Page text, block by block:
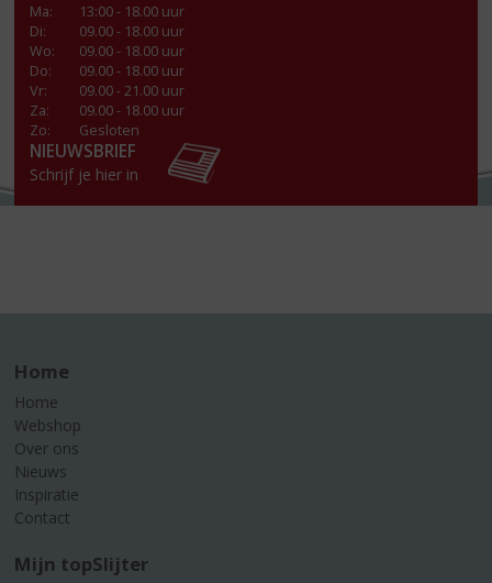
Ma:
13:00 - 18.00 uur
Di:
09.00 - 18.00 uur
Wo:
09.00 - 18.00 uur
Do:
09.00 - 18.00 uur
Vr:
09.00 - 21.00 uur
Za:
09.00 - 18.00 uur
Zo:
Gesloten
NIEUWSBRIEF
Schrijf je hier in
Home
Home
Webshop
Over ons
Nieuws
Inspiratie
Contact
Mijn topSlijter